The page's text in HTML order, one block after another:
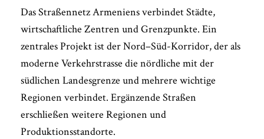
Das Straßennetz Armeniens verbindet Städte,
wirtschaftliche Zentren und Grenzpunkte. Ein
zentrales Projekt ist der Nord–Süd-Korridor, der als
moderne Verkehrstrasse die nördliche mit der
südlichen Landesgrenze und mehrere wichtige
Regionen verbindet. Ergänzende Straßen
erschließen weitere Regionen und
Produktionsstandorte.